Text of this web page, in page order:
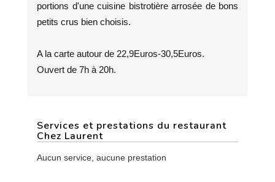
portions d'une cuisine bistrotière arrosée de bons
petits crus bien choisis.
A la carte autour de 22,9Euros-30,5Euros.
Ouvert de 7h à 20h.
Services et prestations du restaurant
Chez Laurent
Aucun service, aucune prestation